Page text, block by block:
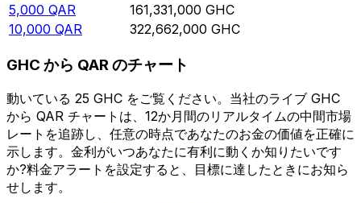
5,000 QAR 161,331,000 GHC
10,000 QAR 322,662,000 GHC
GHC から QAR のチャート
動いている 25 GHC をご覧ください。当社のライブ GHC
から QAR チャートは、12か月間のリアルタイムの中間市場
レートを追跡し、任意の時点であなたのお金の価値を正確に
示します。金利がいつあなたに有利に動くか知りたいです
か?料金アラートを設定すると、目標に達したときにお知ら
せします。